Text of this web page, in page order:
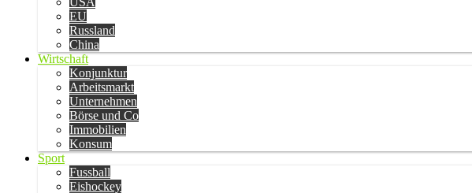
EU
Russland
China
Wirtschaft
Konjunktur
Arbeitsmarkt
Unternehmen
Börse und Co
Immobilien
Konsum
Sport
Fussball
Eishockey